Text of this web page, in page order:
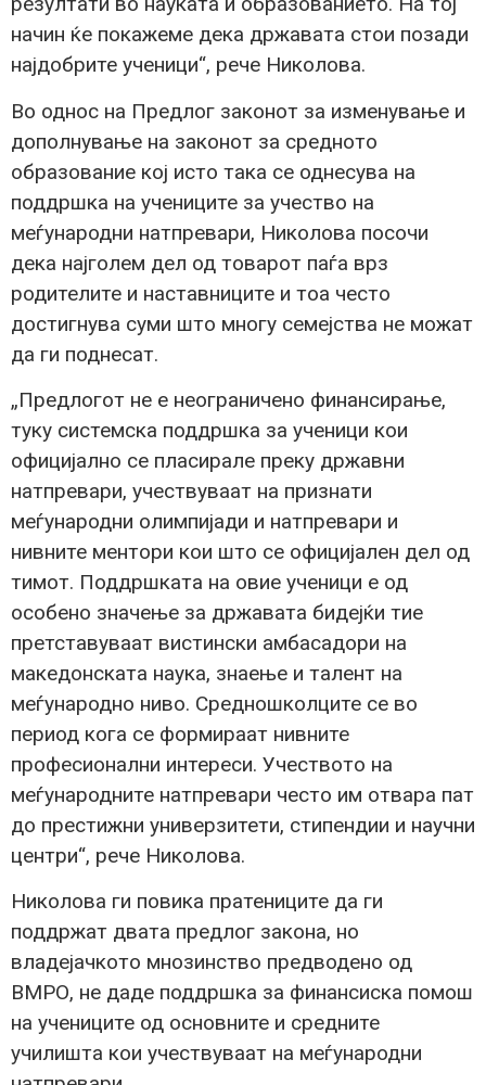
начин ќе покажеме дека државата стои позади
најдобрите ученици“, рече Николова.
Во однос на Предлог законот за изменување и
дополнување на законот за средното
образование кој исто така се однесува на
поддршка на учениците за учество на
меѓународни натпревари, Николова посочи
дека најголем дел од товарот паѓа врз
родителите и наставниците и тоа често
достигнува суми што многу семејства не можат
да ги поднесат.
„Предлогот не е неограничено финансирање,
туку системска поддршка за ученици кои
официјално се пласирале преку државни
натпревари, учествуваат на признати
меѓународни олимпијади и натпревари и
нивните ментори кои што се официјален дел од
тимот. Поддршката на овие ученици е од
особено значење за државата бидејќи тие
претставуваат вистински амбасадори на
македонската наука, знаење и талент на
меѓународно ниво. Средношколците се во
период кога се формираат нивните
професионални интереси. Учеството на
меѓународните натпревари често им отвара пат
до престижни универзитети, стипендии и научни
центри“, рече Николова.
Николова ги повика пратениците да ги
поддржат двата предлог закона, но
владејачкото мнозинство предводено од
ВМРО, не даде поддршка за финансиска помош
на учениците од основните и средните
училишта кои учествуваат на меѓународни